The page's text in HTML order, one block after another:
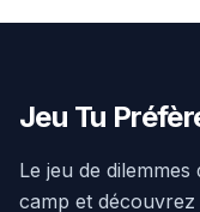
Jeu Tu
Le jeu de
camp et